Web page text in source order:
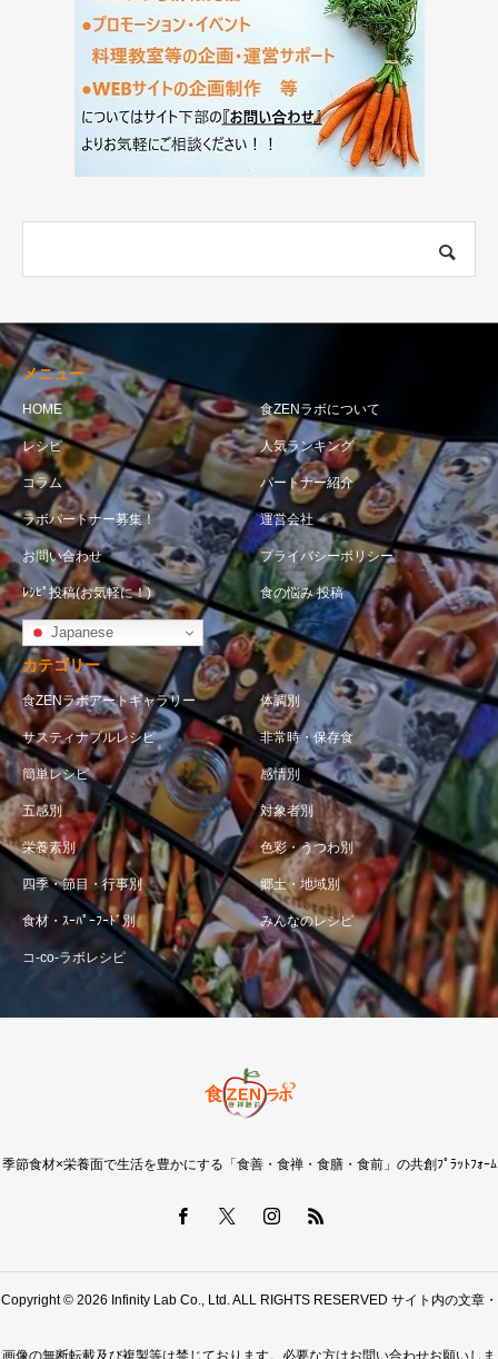
メニュー
HOME 食ZENラボについて
レシピ 人気ランキング
コラム パートナー紹介
ラボパートナー募集！ 運営会社
お問い合わせ プライバシーポリシー
ﾚｼﾋﾟ投稿(お気軽に！) 食の悩み 投稿
Japanese
カテゴリー
食ZENラボアートギャラリー 体調別
サスティナブルレシピ 非常時・保存食
簡単レシピ 感情別
五感別 対象者別
栄養素別 色彩・うつわ別
四季・節目・行事別 郷土・地域別
食材・ｽｰﾊﾟｰﾌｰﾄﾞ別 みんなのレシピ
コ-co-ラボレシピ
季節食材×栄養面で生活を豊かにする「食善・食禅・食膳・食前」の共創ﾌﾟﾗｯﾄﾌｫｰﾑ
Copyright © 2026 Infinity Lab Co., Ltd. ALL RIGHTS RESERVED サイト内の文章・